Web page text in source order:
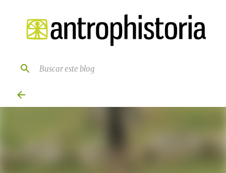
Ir al contenido principal